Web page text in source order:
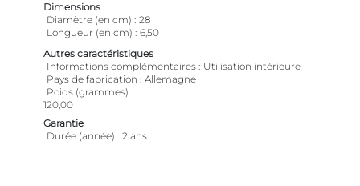
Dimensions
Diamètre (en cm)
28
Longueur (en cm)
6,50
Autres caractéristiques
Informations complémentaires
Utilisation intérieure
Pays de fabrication
Allemagne
Poids (grammes)
120,00
Garantie
Durée (année)
2 ans